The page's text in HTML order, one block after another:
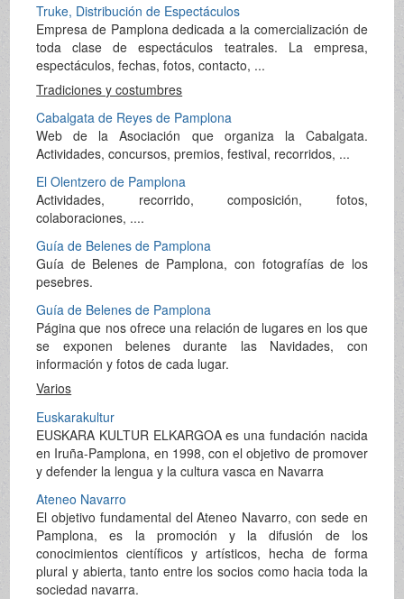
Truke, Distribución de Espectáculos
Empresa de Pamplona dedicada a la comercialización de
toda clase de espectáculos teatrales. La empresa,
espectáculos, fechas, fotos, contacto, ...
Tradiciones y costumbres
Cabalgata de Reyes de Pamplona
Web de la Asociación que organiza la Cabalgata.
Actividades, concursos, premios, festival, recorridos, ...
El Olentzero de Pamplona
Actividades, recorrido, composición, fotos,
colaboraciones, ....
Guía de Belenes de Pamplona
Guía de Belenes de Pamplona, con fotografías de los
pesebres.
Guía de Belenes de Pamplona
Página que nos ofrece una relación de lugares en los que
se exponen belenes durante las Navidades, con
información y fotos de cada lugar.
Varios
Euskarakultur
EUSKARA KULTUR ELKARGOA es una fundación nacida
en Iruña-Pamplona, en 1998, con el objetivo de promover
y defender la lengua y la cultura vasca en Navarra
Ateneo Navarro
El objetivo fundamental del Ateneo Navarro, con sede en
Pamplona, es la promoción y la difusión de los
conocimientos científicos y artísticos, hecha de forma
plural y abierta, tanto entre los socios como hacia toda la
sociedad navarra.